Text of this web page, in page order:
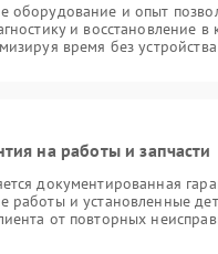
оборудование и опыт
и восстановление в
время без устройства
на работы и запчасти
документированная
работы и установленные
от повторных